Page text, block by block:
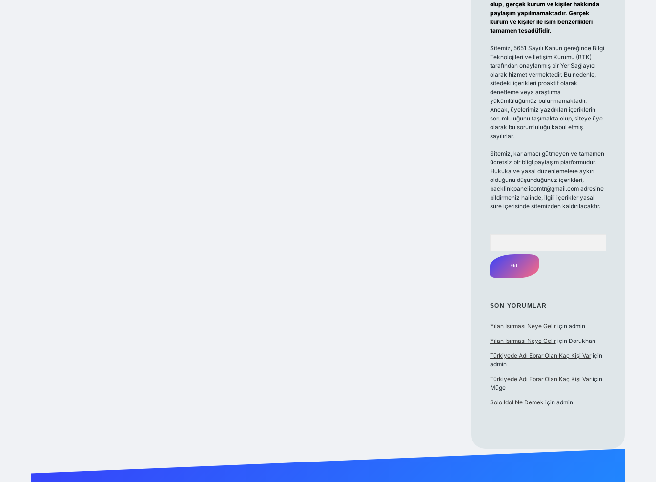
olup, gerçek kurum ve kişiler hakkında
paylaşım yapılmamaktadır. Gerçek
kurum ve kişiler ile isim benzerlikleri
tamamen tesadüfidir.
Sitemiz, 5651 Sayılı Kanun gereğince Bilgi
Teknolojileri ve İletişim Kurumu (BTK)
tarafından onaylanmış bir Yer Sağlayıcı
olarak hizmet vermektedir. Bu nedenle,
sitedeki içerikleri proaktif olarak
denetleme veya araştırma
yükümlülüğümüz bulunmamaktadır.
Ancak, üyelerimiz yazdıkları içeriklerin
sorumluluğunu taşımakta olup, siteye üye
olarak bu sorumluluğu kabul etmiş
sayılırlar.
Sitemiz, kar amacı gütmeyen ve tamamen
ücretsiz bir bilgi paylaşım platformudur.
Hukuka ve yasal düzenlemelere aykırı
olduğunu düşündüğünüz içerikleri,
backlinkpanelicomtr@gmail.comadresine
bildirmeniz halinde, ilgili içerikler yasal
süre içerisinde sitemizden kaldırılacaktır.
SON YORUMLAR
Yılan Isırması Neye Geliriçin admin
Yılan Isırması Neye Geliriçin Dorukhan
Türkiyede Adı Ebrar Olan Kaç Kişi Variçin
admin
Türkiyede Adı Ebrar Olan Kaç Kişi Variçin
Müge
Solo Idol Ne Demek için admin